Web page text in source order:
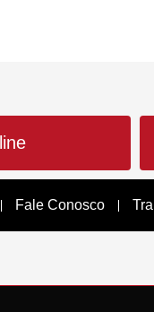
Fale Conosco